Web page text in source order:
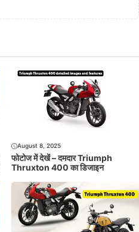
August 8, 2025
फोटोज में देखें – दमदार Triumph
Thruxton 400 का डिजाइन